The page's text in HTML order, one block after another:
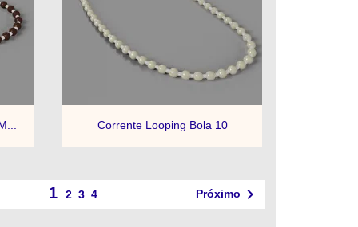
Visualização rápida
Corrente Looping Bola 10
1 2 3 4 Próximo 